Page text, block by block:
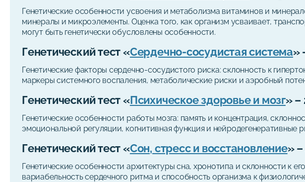
Генетические особенности усвоения и метаболизма витаминов и
минералы и микроэлементы. Оценка того, как организм усваивает,
могут быть генетически обусловлены особенности.
Генетический тест «Сердечно-сосудистая система»
Генетические факторы сердечно-сосудистого риска: склонность к
маркеры системного воспаления, метаболические риски и аэробный
Генетический тест «Психическое здоровье и мозг» –
Генетические особенности работы мозга: память и концентрация,
эмоциональной регуляции, когнитивная функция и нейродегенеративные
Генетический тест «Сон, стресс и восстановление»
Генетические особенности архитектуры сна, хронотипа и склонности к
вариабельность сердечного ритма и способность организма к